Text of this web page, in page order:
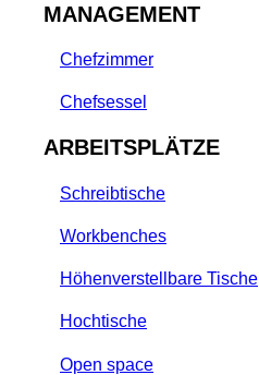
MANAGEMENT
Chefzimmer
Chefsessel
ARBEITSPLÄTZE
Schreibtische
Workbenches
Höhenverstellbare Tische
Hochtische
Open space